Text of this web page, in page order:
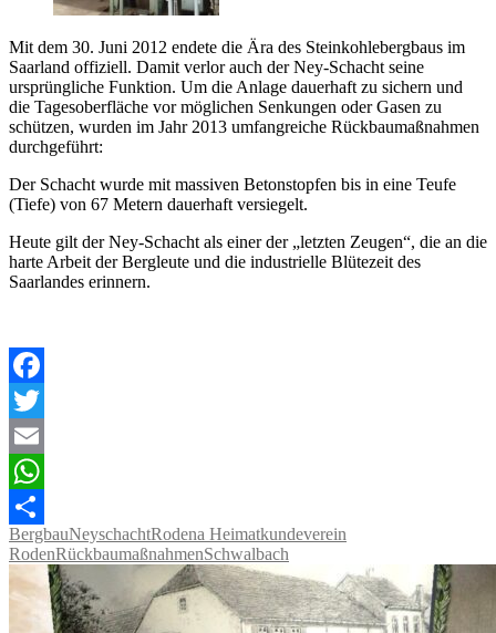
Mit dem 30. Juni 2012 endete die Ära des Steinkohlebergbaus im
Saarland offiziell. Damit verlor auch der Ney-Schacht seine
ursprüngliche Funktion. Um die Anlage dauerhaft zu sichern und
die Tagesoberfläche vor möglichen Senkungen oder Gasen zu
schützen, wurden im Jahr 2013 umfangreiche Rückbaumaßnahmen
durchgeführt:
Der Schacht wurde mit massiven Betonstopfen bis in eine Teufe
(Tiefe) von 67 Metern dauerhaft versiegelt.
Heute gilt der Ney-Schacht als einer der „letzten Zeugen“, die an die
harte Arbeit der Bergleute und die industrielle Blütezeit des
Saarlandes erinnern.
Facebook
Twitter
Email
WhatsApp
Teilen
BergbauNeyschachtRodena Heimatkundeverein
RodenRückbaumaßnahmenSchwalbach